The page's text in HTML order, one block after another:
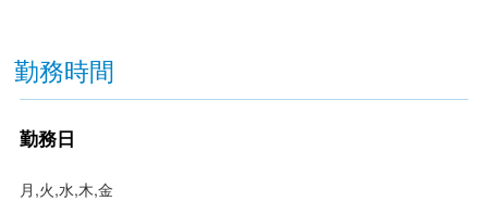
勤務時間
勤務日
月,火,水,木,金